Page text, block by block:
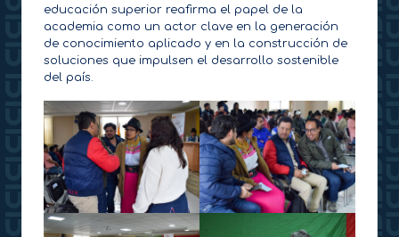
educación superior reafirma el papel de la
academia como un actor clave en la generación
de conocimiento aplicado y en la construcción de
soluciones que impulsen el desarrollo sostenible
del país.